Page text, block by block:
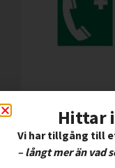
Nöd -Telefon
112,00kr Exkl. moms
Hittar
Vi har tillgång till
– långt mer än vad